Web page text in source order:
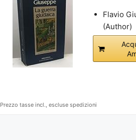
Flavio
(Author)
Prezzo tasse incl., escluse spedizioni